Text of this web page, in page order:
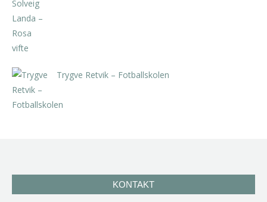
Trygve Retvik – Fotballskolen
KONTAKT